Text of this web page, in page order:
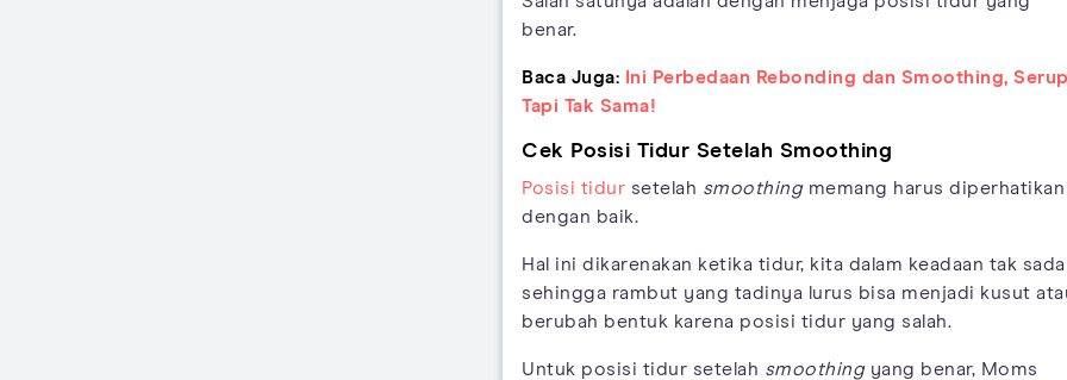
benar.
Baca Juga:
Ini Perbedaan Rebonding dan Smoothing,
Tapi Tak Sama!
Cek Posisi Tidur Setelah Smoothing
Posisi tidur setelah smoothingmemang harus diperhatikan
dengan baik.
Hal ini dikarenakan ketika tidur, kita dalam keadaan tak
sehingga rambut yang tadinya lurus bisa menjadi kusut
berubah bentuk karena posisi tidur yang salah.
Untuk posisi tidur setelah smoothingyang benar, Moms